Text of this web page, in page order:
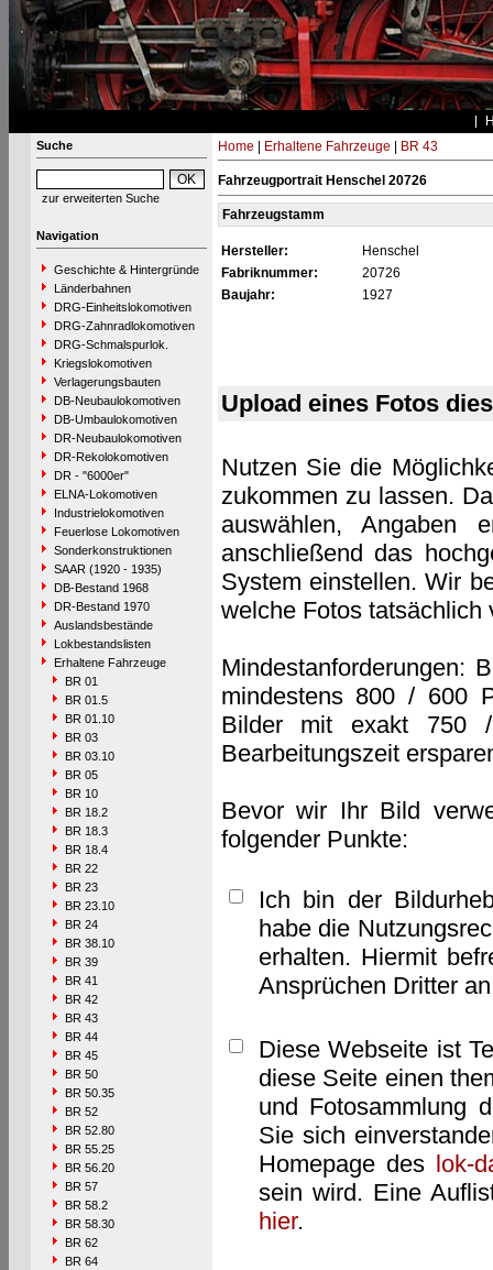
Suche
zur erweiterten Suche
Navigation
Geschichte & Hintergründe
Länderbahnen
DRG-Einheitslokomotiven
DRG-Zahnradlokomotiven
DRG-Schmalspurlok.
Kriegslokomotiven
Verlagerungsbauten
DB-Neubaulokomotiven
DB-Umbaulokomotiven
DR-Neubaulokomotiven
DR-Rekolokomotiven
DR - "6000er"
ELNA-Lokomotiven
Industrielokomotiven
Feuerlose Lokomotiven
Sonderkonstruktionen
SAAR (1920 - 1935)
DB-Bestand 1968
DR-Bestand 1970
Auslandsbestände
Lokbestandslisten
Erhaltene Fahrzeuge
BR 01
BR 01.5
BR 01.10
BR 03
BR 03.10
BR 05
BR 10
BR 18.2
BR 18.3
BR 18.4
BR 22
BR 23
BR 23.10
BR 24
BR 38.10
BR 39
BR 41
BR 42
BR 43
BR 44
BR 45
BR 50
BR 50.35
BR 52
BR 52.80
BR 55.25
BR 56.20
BR 57
BR 58.2
BR 58.30
BR 62
BR 64
Home Erhaltene Fahrzeuge BR 43
Fahrzeugportrait Henschel 20726
Fahrzeugstamm
Hersteller:
Henschel
Fabriknummer:
20726
Baujahr:
1927
Upload eines Fotos
Nutzen Sie die
zukommen zu lassen.
auswählen, Angaben
anschließend das
System einstellen. Wir
welche Fotos tatsächlich
Mindestanforderungen:
mindestens 800 / 600
Bilder mit exakt 750
Bearbeitungszeit
Bevor wir Ihr Bild
folgender Punkte:
Ich bin der
habe die
erhalten. Hiermit
Ansprüchen Dritter
Diese Webseite ist
diese Seite einen
und Fotosammlung
Sie sich
Homepage des lok-
sein wird. Eine
hier.